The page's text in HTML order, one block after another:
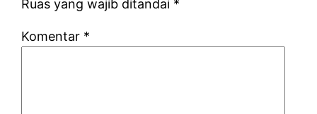
Ruas yang wajib ditandai *
Komentar *